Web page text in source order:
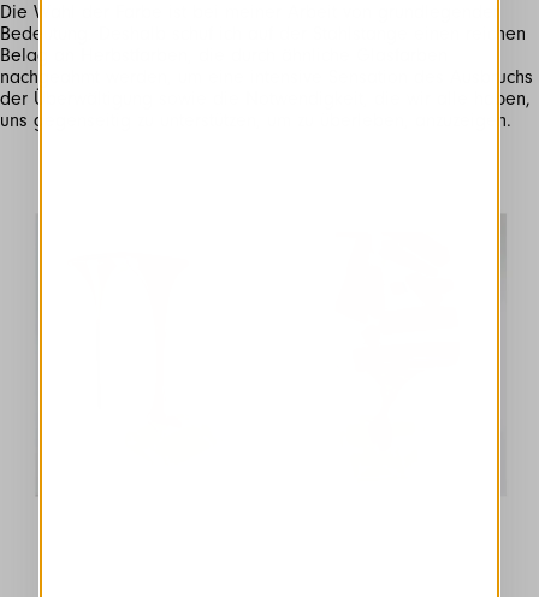
Die Wahl der Farbe ist bei meiner Arbeit von grundlegender
Bedeutung. Deshalb schuf ich auf der Stahlstange einen reichen
Belag an Herbstfarben, die durch ähnliche Glasfarben
nachgeahmt werden, um eine intensive Sensation des Ausbruchs
der Überwältigung sowie die Notwendigkeit, die wir alle haben,
uns gegenseitig zu unterstützen, um zu überleben, anzuzeigen.